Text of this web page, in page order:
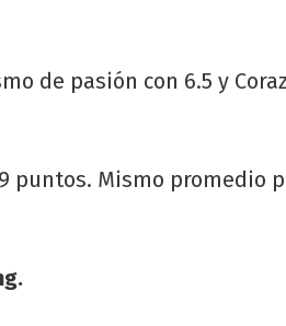
de pasión con 6.5 y
puntos. Mismo promedio